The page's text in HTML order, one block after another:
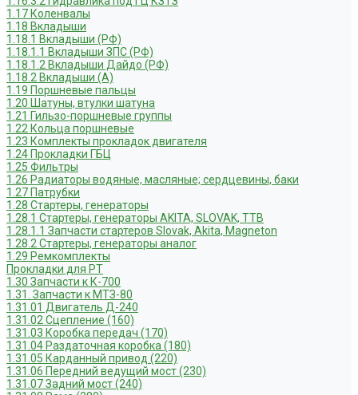
1.17 Коленвалы
1.18 Вкладыши
1.18.1 Вкладыши (РФ)
1.18.1.1 Вкладыши ЗПС (РФ)
1.18.1.2 Вкладыши Дайдо (РФ)
1.18.2 Вкладыши (А)
1.19 Поршневые пальцы
1.20 Шатуны, втулки шатуна
1.21 Гильзо-поршневые группы
1.22 Кольца поршневые
1.23 Комплекты прокладок двигателя
1.24 Прокладки ГБЦ
1.25 Фильтры
1.26 Радиаторы водяные, масляные; сердцевины, баки
1.27 Патрубки
1.28 Стартеры, генераторы
1.28.1 Стартеры, генераторы AKITA, SLOVAK, ТТВ
1.28.1.1 Запчасти стартеров Slovak, Akita, Magneton
1.28.2 Стартеры, генераторы аналог
1.29 Ремкомплекты
Прокладки для РТ
1.30 Запчасти к К-700
1.31. Запчасти к МТЗ-80
1.31.01 Двигатель Д-240
1.31.02 Сцепление (160)
1.31.03 Коробка передач (170)
1.31.04 Раздаточная коробка (180)
1.31.05 Карданный привод (220)
1.31.06 Передний ведущий мост (230)
1.31.07 Задний мост (240)